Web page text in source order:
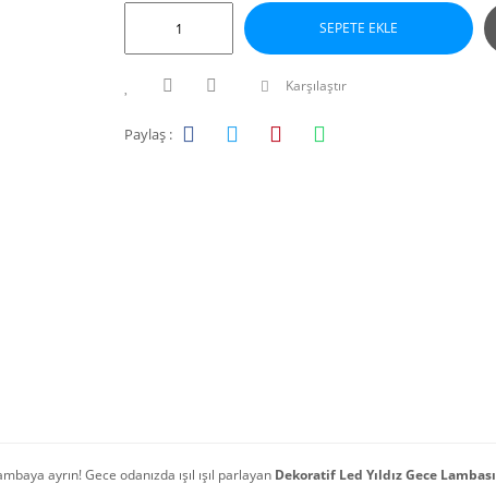
SEPETE EKLE
Karşılaştır
Paylaş :
ayrın! Gece odanızda ışıl ışıl parlayan Dekoratif Led Yıldız Gece Lambası